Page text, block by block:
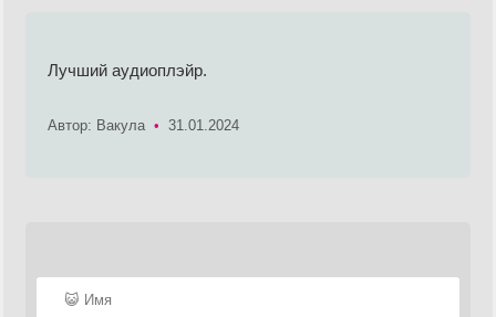
Лучший аудиоплэйр.
Автор: Вакула • 31.01.2024